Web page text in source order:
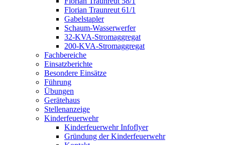
Florian Traunreut 61/1
Gabelstapler
Schaum-Wasserwerfer
32-KVA-Stromaggregat
200-KVA-Stromaggregat
Fachbereiche
Einsatzberichte
Besondere Einsätze
Führung
Übungen
Gerätehaus
Stellenanzeige
Kinderfeuerwehr
Kinderfeuerwehr Infoflyer
Gründung der Kinderfeuerwehr